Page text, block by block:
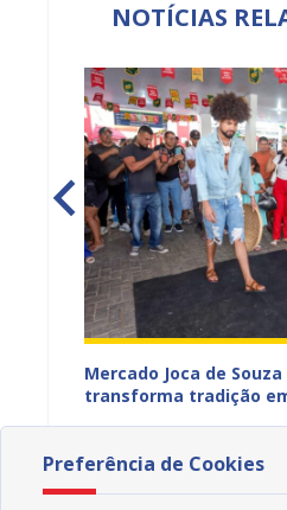
NOTÍCIAS
Mercado Joca de
transforma tradição
Preferência de Cookies